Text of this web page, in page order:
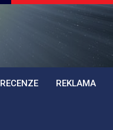
RECENZE REKLAMA